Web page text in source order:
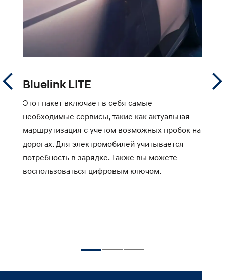
Bluelink LITE
Этот пакет включает в себя самые
необходимые сервисы, такие как актуальная
маршрутизация с учетом возможных пробок на
дорогах. Для электромобилей учитывается
потребность в зарядке. Также вы можете
воспользоваться цифровым ключом.